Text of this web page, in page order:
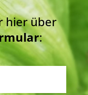
hier über
: